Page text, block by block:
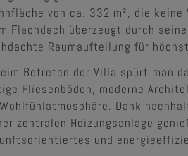
von ca. 332 m², die
Flachdach überzeugt durch
Raumaufteilung für
Betreten der Villa spürt man
Fliesenböden, moderne
Dank
zentralen Heizungsanlage
und